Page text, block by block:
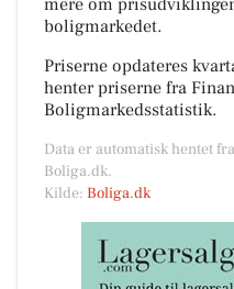
boligmarkedet.
Priserne opdateres
henter priserne fra
Boligmarkedsstatistik.
Data er automatisk hentet
Boliga.dk.
Kilde: Boliga.dk